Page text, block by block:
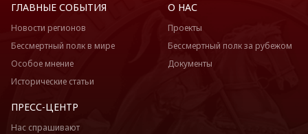
ГЛАВНЫЕ СОБЫТИЯ
Новости регионов
Бессмертный полк в мире
Особое мнение
Исторические статьи
О НАС
Проекты
Бессмертный полк за рубежом
Документы
ПРЕСС-ЦЕНТР
Нас спрашивают